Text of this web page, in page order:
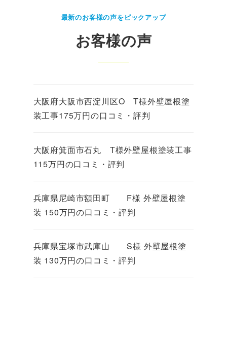
最新のお客様の声をピックアップ
お客様の声
大阪府大阪市西淀川区O T様外壁屋根塗
装工事175万円の口コミ・評判
大阪府箕面市石丸 T様外壁屋根塗装工事
115万円の口コミ・評判
兵庫県尼崎市額田町 F様 外壁屋根塗
装 150万円の口コミ・評判
兵庫県宝塚市武庫山 S様 外壁屋根塗
装 130万円の口コミ・評判